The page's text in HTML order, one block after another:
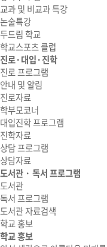
교과 및 비교과 특강
논술특강
두드림 학교
학교스포츠 클럽
진로·대입·진학
진로 프로그램
안내 및 알림
진로자료
학부모코너
대입진학 프로그램
진학자료
상담 프로그램
상담자료
도서관 · 독서 프로그램
도서관
독서 프로그램
도서관 자료검색
학교 홍보
학교 홍보